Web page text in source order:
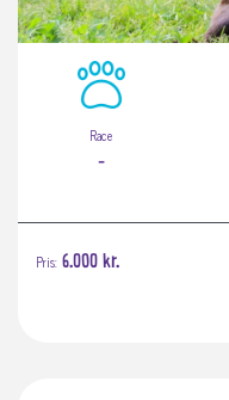
Race
-
Pris: 6.000 kr.